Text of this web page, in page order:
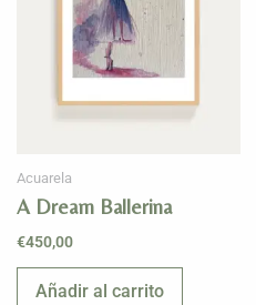
Acuarela
A Dream Ballerina
€450,00
Añadir al carrito